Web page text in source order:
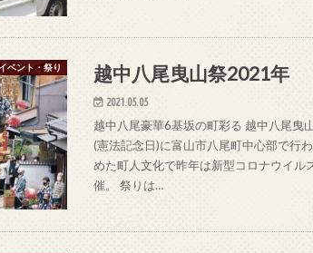
イベント・祭り 越中八尾曳山祭2021年
2021.05.05
越中八尾豪華6基坂の町彩る 越中八尾曳
(憲法記念日)に富山市八尾町中心部で行
めた町人文化で昨年は新型コロナウイル
催。 祭りは…